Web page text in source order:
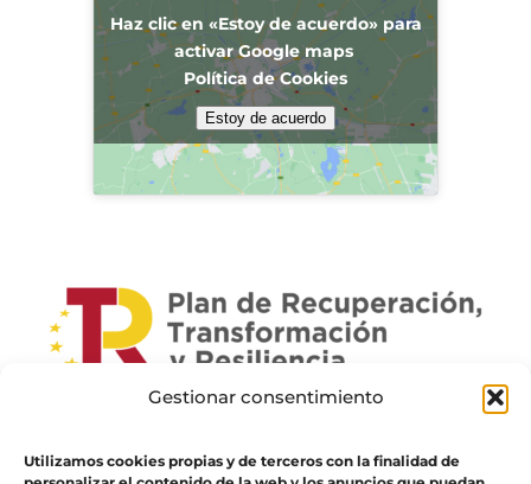
Gestionar consentimiento
Utilizamos cookies propias y de terceros con la finalidad de
Haz clic en «Estoy de acuerdo» para
activar Google maps
Política de Cookies
Estoy de acuerdo